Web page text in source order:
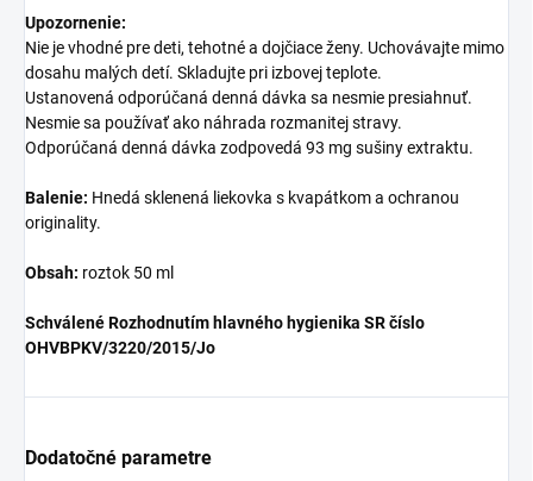
Upozornenie:
Nie je vhodné pre deti, tehotné a dojčiace ženy. Uchovávajte mimo
dosahu malých detí. Skladujte pri izbovej teplote.
Ustanovená odporúčaná denná dávka sa nesmie presiahnuť.
Nesmie sa používať ako náhrada rozmanitej stravy.
Odporúčaná denná dávka zodpovedá 93 mg sušiny extraktu.
Balenie: Hnedá sklenená liekovka s kvapátkom a ochranou
originality.
Obsah: roztok 50 ml
Schválené Rozhodnutím hlavného hygienika SR číslo
OHVBPKV/3220/2015/Jo
Dodatočné parametre